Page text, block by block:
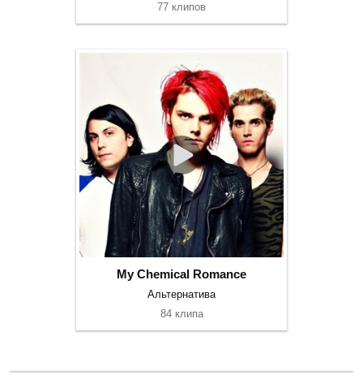
77 клипов
My Chemical Romance
Альтернатива
84 клипа